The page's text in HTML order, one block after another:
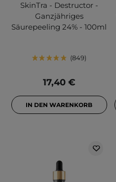
SkinTra - Destructor -
Ganzjähriges
Säurepeeling 24% - 100ml
849
17,40 €
IN DEN WARENKORB